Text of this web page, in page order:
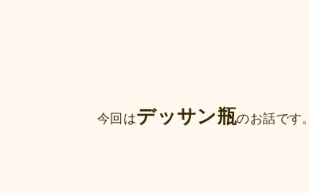
今回はデッサン瓶のお話です。